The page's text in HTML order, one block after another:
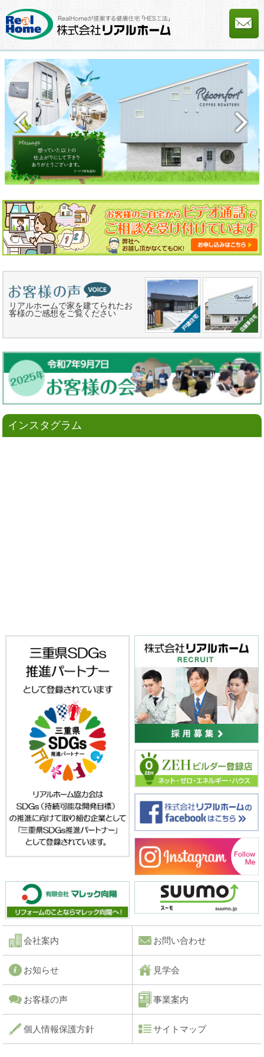
リアルホームで家を建てられたお
客様のご感想をご覧ください
インスタグラム
会社案内 お問い合わせ
お知らせ 見学会
お客様の声 事業案内
個人情報保護方針 サイトマップ